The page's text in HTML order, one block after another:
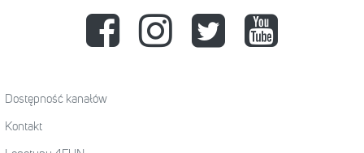
Dostępność kanałów
Kontakt